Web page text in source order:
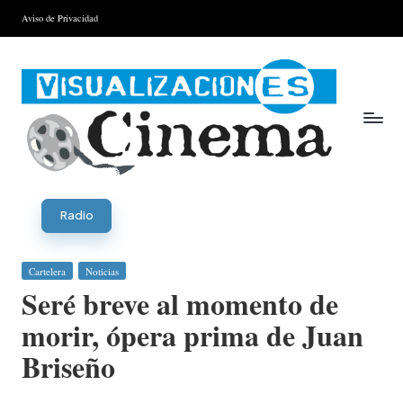
Saltar
contenido
Aviso de Privacidad
V
u
al
iz
a
ci
Radio
Publicada
Cartelera Noticias
Seré breve al momento de
morir, ópera prima de Juan
Briseño